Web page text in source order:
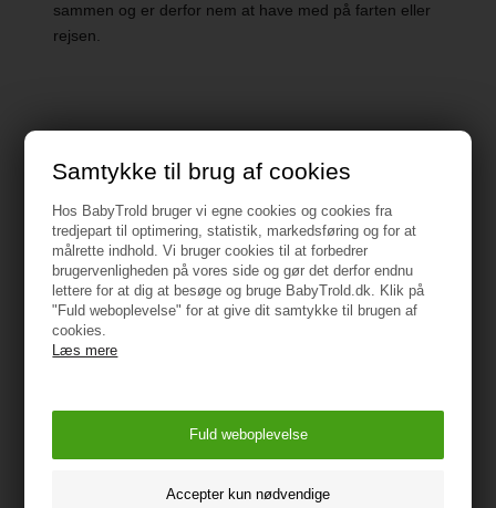
Samtykke til brug af cookies
Hos BabyTrold bruger vi egne cookies og cookies fra
tredjepart til optimering, statistik, markedsføring og for at
målrette indhold. Vi bruger cookies til at forbedrer
brugervenligheden på vores side og gør det derfor endnu
lettere for at dig at besøge og bruge BabyTrold.dk. Klik på
"Fuld weboplevelse" for at give dit samtykke til brugen af
cookies.
Læs mere
sammen og er derfor nem at have med på farten eller
rejsen.
Specifikationer
3-punkts-sele
Aftageligt og vaskbart betræk
Alder: +0 år
Mål : 70 x 50 x 53 cm
Mål foldet: 70 x 42 x 9 cm